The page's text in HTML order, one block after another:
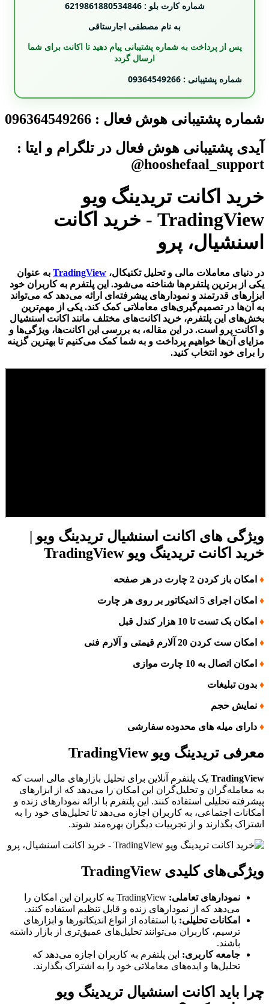
شماره کارت بلو : 6219861880534846
به نام مصطفی اجارستاقی
پس از پرداخت به شماره پشتیبانی پیام دهید تا اکانت برای شما
ارسال گردد
شماره پشتیبانی : 09364549266
شماره پشتیبانی هوش فعال : 096364549266
آیدی پشتیبانی هوش فعال در تلگرام و ایتا :
hooshefaal_support@
خرید اکانت تریدینگ ویو
TradingView - خرید اکانت
اسنشیال، پرو
در دنیای معاملات مالی و تحلیل تکنیکال، TradingView به عنوان
یکی از برترین پلتفرم‌ها شناخته می‌شود. این پلتفرم به کاربران خود
ابزارهای قدرتمند و نمودارهای پیشرفته‌ای ارائه می‌دهد که می‌تواند
به آن‌ها در تصمیم‌گیری‌های معاملاتی کمک کند. یکی از مهم‌ترین
بخش‌های این پلتفرم، خرید اکانت‌های مختلف مانند اکانت اسنشیال
و اکانت پرو است. در این مقاله، به بررسی این اکانت‌ها، ویژگی‌ها و
مزایای آن‌ها خواهیم پرداخت و به شما کمک می‌کنیم تا بهترین گزینه
را برای خود انتخاب کنید.
ویژگی های اکانت اسنشیال تریدینگ ویو |
خرید اکانت تریدینگ ویو TradingView
♦ امکان باز کردن 2 چارت در هر صفحه
♦ امکان اجرای 5 اندیکاتور بر روی هر چارت
♦ امکان بک تست تا 10 هزار کندل قبل
♦ امکان ست کردن 20 آلارم قیمتی و آلارم فنی
♦ امکان اتصال به 10 چارت موازی
♦ بدون تبلیغات
♦ نمایش حجم
♦ دارای میله های محدوده سفارشی
معرفی تریدینگ ویو TradingView
TradingView یک پلتفرم آنلاین برای تحلیل بازارهای مالی است که
به معامله‌گران و تحلیل‌گران این امکان را می‌دهد که از ابزارهای
پیشرفته تحلیلی استفاده کنند. این پلتفرم با ارائه نمودارهای زنده و
امکانات اجتماعی، به کاربران اجازه می‌دهد تا تحلیل‌های خود را به
اشتراک بگذارند و از تجربیات دیگران بهره‌مند شوند.
ویژگی‌های کلیدی TradingView
نمودارهای تعاملی:
TradingView به کاربران این امکان را
می‌دهد که از نمودارهای زنده و قابل تنظیم استفاده کنند.
امکانات تحلیلی: با استفاده از انواع اندیکاتورها و ابزارهای
ترسیم، کاربران می‌توانند تحلیل‌های عمیق‌تری از بازار داشته
باشند.
جامعه کاربری: این پلتفرم به کاربران اجازه می‌دهد که
تحلیل‌ها و ایده‌های معاملاتی خود را به اشتراک بگذارند.
چرا باید اکانت اسنشیال تریدینگ ویو